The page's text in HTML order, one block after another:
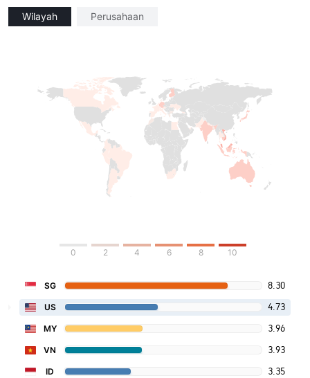
Wilayah Perusahaan
0 2 4 6 8 10
SG 8.30
US 4.73
MY 3.96
VN 3.93
ID 3.35